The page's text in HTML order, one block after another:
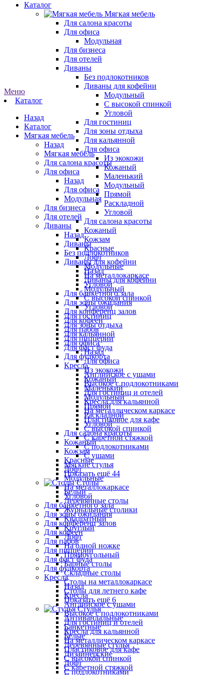
Каталог
Мягкая мебель
Для салона красоты
Для офиса
Модульная
Для бизнеса
Для отелей
Диваны
Без подлокотников
Диваны для кофейни
Модульный
С высокой спинкой
Угловой
Для гостиниц
Для зоны отдыха
Для кальянной
Для офиса
Из экокожи
Кожаный
Маленький
Модульный
Прямой
Раскладной
Угловой
Для салона красоты
Кожаный
Кожзам
Красные
Лофт
Модульные
На металлокаркасе
Угловой
Для банкетного зала
Для зоны ожидания
Для конференц залов
Для кофеен
Для пабов
Для пиццерии
Для фаст фуда
Для фудкорта
Кресла
Английское с ушами
Высокое с подлокотниками
Для гостиниц и отелей
Кресла для кальянной
На металлическом каркасе
Пластиковое для кафе
С высокой спинкой
С каретной стяжкой
С подлокотниками
С ушами
Мягкие стулья
Показать ещё 44
Столы
Белый
Деревянные столы
Журнальные столики
Квадратный
Круглый
Лофт
На одной ножке
Прямоугольный
Барные столы
Складные столы
Столы на металлокаркасе
Столы для летнего кафе
Показать ещё 6
Стулья
Антивандальные
Банкетные
Белые
Деревянные стулья
Дизайнерские
Лофт
С подлокотниками
Меню
Каталог
Назад
Каталог
Мягкая мебель
Назад
Мягкая мебель
Для салона красоты
Для офиса
Назад
Для офиса
Модульная
Для бизнеса
Для отелей
Диваны
Назад
Диваны
Без подлокотников
Диваны для кофейни
Назад
Диваны для кофейни
Модульный
С высокой спинкой
Угловой
Для гостиниц
Для зоны отдыха
Для кальянной
Для офиса
Назад
Для офиса
Из экокожи
Кожаный
Маленький
Модульный
Прямой
Раскладной
Угловой
Для салона красоты
Кожаный
Кожзам
Красные
Лофт
Модульные
На металлокаркасе
Угловой
Для банкетного зала
Для зоны ожидания
Для конференц залов
Для кофеен
Для пабов
Для пиццерии
Для фаст фуда
Для фудкорта
Кресла
Назад
Кресла
Английское с ушами
Высокое с подлокотниками
Для гостиниц и отелей
Кресла для кальянной
На металлическом каркасе
Пластиковое для кафе
С высокой спинкой
С каретной стяжкой